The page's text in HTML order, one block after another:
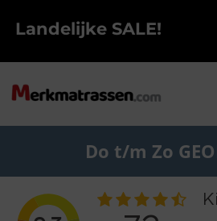
Landelijke SALE!
Do t/m Zo